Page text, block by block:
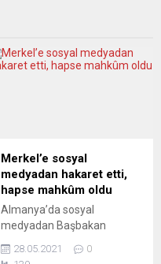
Merkel’e sosyal
medyadan hakaret etti,
hapse mahkûm oldu
Almanya’da sosyal
medyadan Başbakan
eden bir kişiye 8 ay hapis
28.05.2021
0